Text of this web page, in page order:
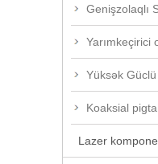
Genişzolaqlı
Yarımkeçirici
Yüksək
Koaksial
Lazer